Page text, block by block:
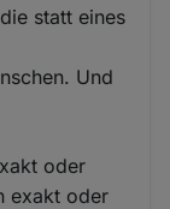
statt eines
Und
oder
exakt oder